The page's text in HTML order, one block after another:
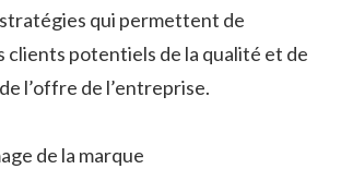
qui permettent de
clients potentiels de la qualité et de
l’offre de l’entreprise.
de la marque